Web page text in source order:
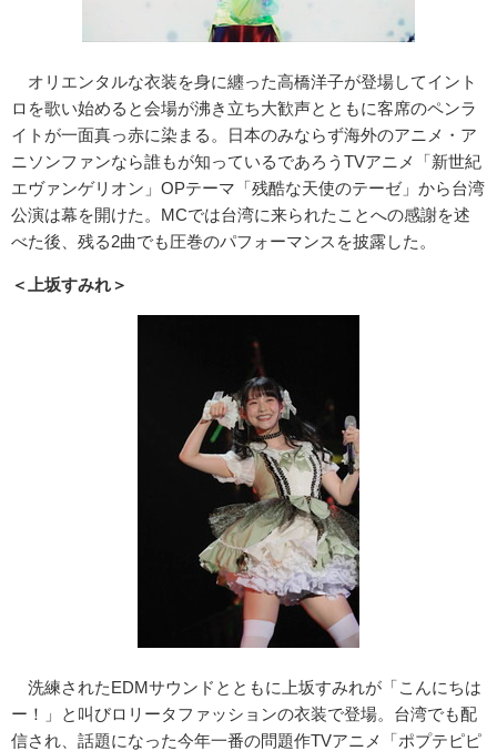
オリエンタルな衣装を身に纏った高橋洋子が登場してイント
ロを歌い始めると会場が沸き立ち大歓声とともに客席のペンラ
イトが一面真っ赤に染まる。日本のみならず海外のアニメ・ア
ニソンファンなら誰もが知っているであろうTVアニメ「新世紀
エヴァンゲリオン」OPテーマ「残酷な天使のテーゼ」から台湾
公演は幕を開けた。MCでは台湾に来られたことへの感謝を述
べた後、残る2曲でも圧巻のパフォーマンスを披露した。
＜上坂すみれ＞
洗練されたEDMサウンドとともに上坂すみれが「こんにちは
ー！」と叫びロリータファッションの衣装で登場。台湾でも配
信され、話題になった今年一番の問題作TVアニメ「ポプテピピ